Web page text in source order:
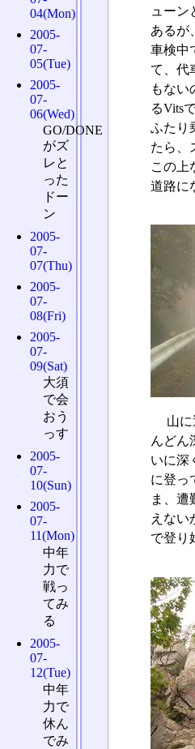
ューン
あるが
車検中
て、代
もない
るVits
ふたり
たら、
この上
道路に
山
んどん
いに深
に登っ
ま、遭
えない
で登り
04(Mon)
2005-
07-
05(Tue)
2005-
07-
06(Wed)
GO/DONE
がズ
レと
った
ドー
ン
2005-
07-
07(Thu)
2005-
07-
08(Fri)
2005-
07-
09(Sat)
大須
で会
おう
っす
2005-
07-
10(Sun)
2005-
07-
11(Mon)
中年
力で
戦っ
てみ
る
2005-
07-
12(Tue)
中年
力で
休ん
でみ